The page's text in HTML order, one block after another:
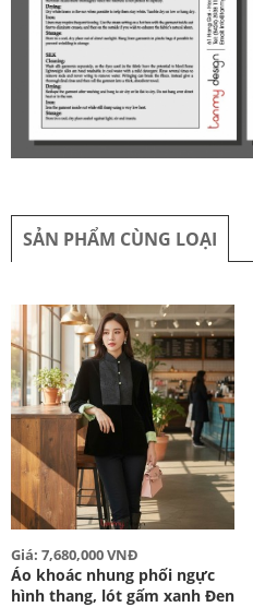
SẢN PHẨM CÙNG LOẠI
Giá: 7,680,000 VNĐ
Áo khoác nhung phối ngực
hình thang, lót gấm xanh Đen